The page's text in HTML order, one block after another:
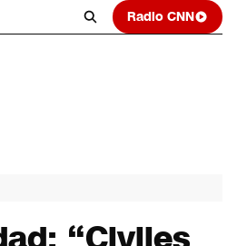
Radio CNN